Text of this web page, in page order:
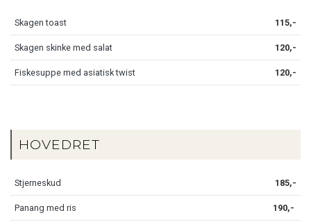
Skagen toast 115,-
Skagen skinke med salat 120,-
Fiskesuppe med asiatisk twist 120,-
HOVEDRET
Stjerneskud 185,-
Panang med ris 190,-